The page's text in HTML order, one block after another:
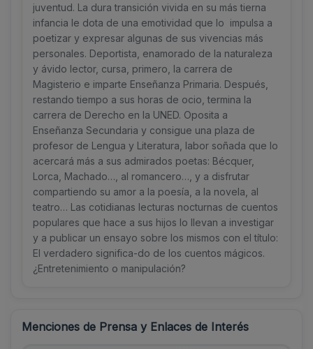
juventud. La dura transición vivida en su más tierna
infancia le dota de una emotividad que lo impulsa a
poetizar y expresar algunas de sus vivencias más
personales. Deportista, enamorado de la naturaleza
y ávido lector, cursa, primero, la carrera de
Magisterio e imparte Enseñanza Primaria. Después,
restando tiempo a sus horas de ocio, termina la
carrera de Derecho en la UNED. Oposita a
Enseñanza Secundaria y consigue una plaza de
profesor de Lengua y Literatura, labor soñada que lo
acercará más a sus admirados poetas: Bécquer,
Lorca, Machado…, al romancero…, y a disfrutar
compartiendo su amor a la poesía, a la novela, al
teatro… Las cotidianas lecturas nocturnas de cuentos
populares que hace a sus hijos lo llevan a investigar
y a publicar un ensayo sobre los mismos con el título:
El verdadero significa-do de los cuentos mágicos.
¿Entretenimiento o manipulación?
Menciones de Prensa y Enlaces de Interés